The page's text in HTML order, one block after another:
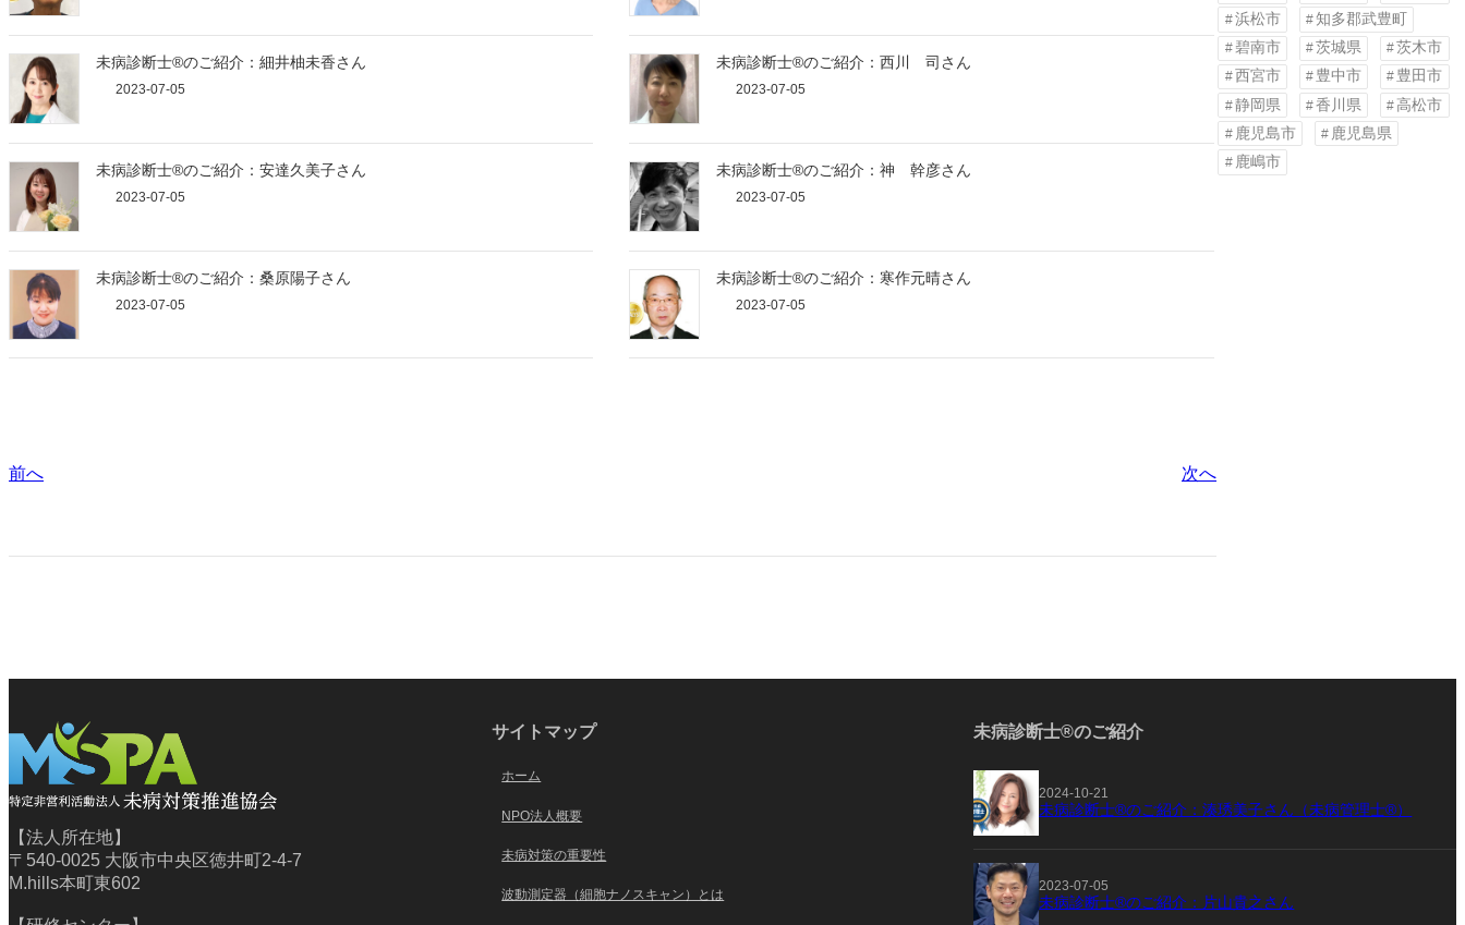
未病診断士®のご紹介：細井柚未香さん
2023-07-05
未病診断士®のご紹介：西川 司さん
2023-07-05
未病診断士®のご紹介：安達久美子さん
2023-07-05
未病診断士®のご紹介：神 幹彦さん
2023-07-05
未病診断士®のご紹介：桑原陽子さん
2023-07-05
未病診断士®のご紹介：寒作元晴さん
2023-07-05
前へ 次へ
浜松市
知多郡武豊町
碧南市
茨城県
茨木市
西宮市
豊中市
豊田市
静岡県
香川県
高松市
鹿児島市
鹿児島県
鹿嶋市
【法人所在地】
〒540-0025 大阪市中央区徳井町2-4-7
M.hills本町東602
サイトマップ
ホーム
NPO法人概要
未病対策の重要性
波動測定器（細胞ナノスキャン）とは
未病診断士®のご紹介
2024-10-21
未病診断士®のご紹介：湊琇美子さん（未病管理士®）
2023-07-05
未病診断士®のご紹介：片山貴之さん